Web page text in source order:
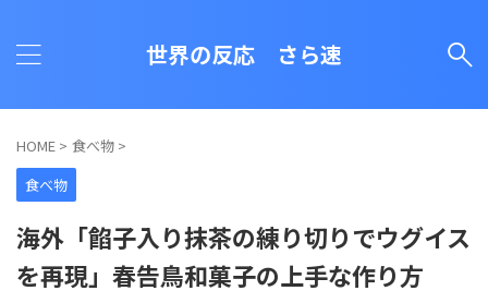
世界の反応 さら速
HOME > 食べ物 >
食べ物
海外「餡子入り抹茶の練り切りでウグイス
を再現」春告鳥和菓子の上手な作り方